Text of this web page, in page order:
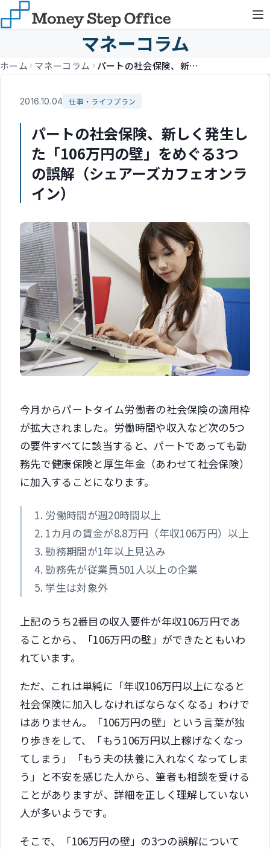
マネーコラム
ホーム マネーコラム パートの社会保険、新しく発生した「106万円の壁」をめぐる3つの誤解（シェアーズカフェオンライン）
2016.10.04 仕事・ライフプラン
パートの社会保険、新しく発生し
た「106万円の壁」をめぐる3つ
の誤解（シェアーズカフェオンラ
イン）
今月からパートタイム労働者の社会保険の適用枠
が拡大されました。労働時間や収入など次の5つ
の要件すべてに該当すると、パートであっても勤
務先で健康保険と厚生年金（あわせて社会保険）
に加入することになります。
1. 労働時間が週20時間以上
2. 1カ月の賃金が8.8万円（年収106万円）以上
3. 勤務期間が1年以上見込み
4. 勤務先が従業員501人以上の企業
5. 学生は対象外
上記のうち2番目の収入要件が年収106万円であ
ることから、「106万円の壁」ができたともいわ
れています。
ただ、これは単純に「年収106万円以上になると
社会保険に加入しなければならなくなる」わけで
はありません。「106万円の壁」という言葉が独
り歩きをして、「もう106万円以上稼げなくなっ
てしまう」「もう夫の扶養に入れなくなってしま
う」と不安を感じた人から、筆者も相談を受ける
ことがありますが、詳細を正しく理解していない
人が多いようです。
そこで、「106万円の壁」の3つの誤解について